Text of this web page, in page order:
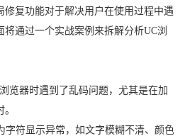
修复功能对于解决用户在使用过程中遇
通过一个实战案例来拆解分析UC浏
览器时遇到了乱码问题，尤其是在加
字符显示异常，如文字模糊不清、颜色